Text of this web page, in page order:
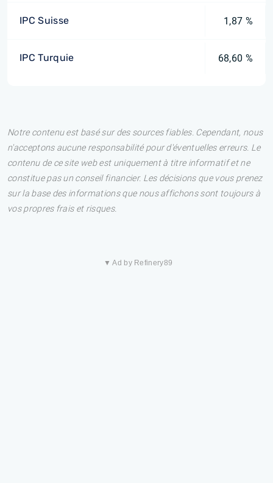
IPC Suisse 1,87 %
IPC Turquie 68,60 %
Notre contenu est basé sur des sources fiables. Cependant, nous
n'acceptons aucune responsabilité pour d'éventuelles erreurs. Le
contenu de ce site web est uniquement à titre informatif et ne
constitue pas un conseil financier. Les décisions que vous prenez
sur la base des informations que nous affichons sont toujours à
vos propres frais et risques.
▼ Ad by Refinery89